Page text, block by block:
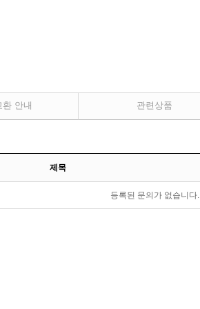
환 안내 관련상품
제목
등록된 문의가 없습니다.